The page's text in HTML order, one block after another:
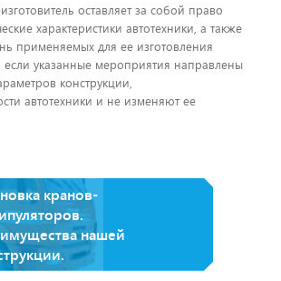
оставляет за собой право
характеристики автотехники, а также
применяемых для ее изготовления
указанные мероприятия направлены
конструкции,
автотехники и не изменяют ее
кранов-
нашей